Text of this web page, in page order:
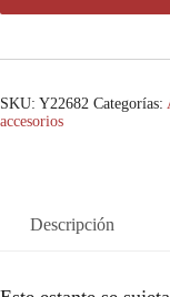
SKU: Y22682 Categorías:
accesorios
Descripción